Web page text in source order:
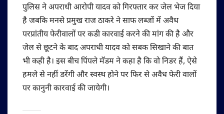
पुलिस ने अपराधी आरोपी यादव को गिरफ्तार कर जेल भेज दिया
है जबकि मनसे प्रमुख राज ठाकरे ने साफ लब्जों में अवैध
परप्रांतीय फेरीवालों पर कडी कारवाई करने की मांग की है और
जेल से छूटने के बाद अपराधी यादव को सबक सिखाने की बात
भी कही है। इस बीच पिंपले मॅडम ने कहा है कि वो निडर हैं, ऐसे
हमले से नहीं डरेंगी और स्वस्थ होने पर फिर से अवैध फेरी वालों
पर कानुनी कारवाई की जायेगी।